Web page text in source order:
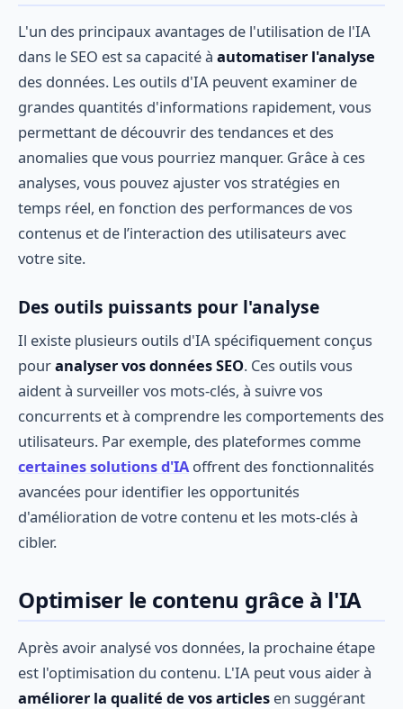
L'un des principaux avantages de l'utilisation de l'IA
dans le SEO est sa capacité à automatiser l'analyse
des données. Les outils d'IA peuvent examiner de
grandes quantités d'informations rapidement, vous
permettant de découvrir des tendances et des
anomalies que vous pourriez manquer. Grâce à ces
analyses, vous pouvez ajuster vos stratégies en
temps réel, en fonction des performances de vos
contenus et de l’interaction des utilisateurs avec
votre site.
Des outils puissants pour l'analyse
Il existe plusieurs outils d'IA spécifiquement conçus
pouranalyser vos données SEO. Ces outils vous
aident à surveiller vos mots-clés, à suivre vos
concurrents et à comprendre les comportements des
utilisateurs. Par exemple, des plateformes comme
certaines solutions d'IAoffrent des fonctionnalités
avancées pour identifier les opportunités
d'amélioration de votre contenu et les mots-clés à
cibler.
Optimiser le contenu grâce à l'IA
Après avoir analysé vos données, la prochaine étape
est l'optimisation du contenu. L'IA peut vous aider à
améliorer la qualité de vos articles en suggérant